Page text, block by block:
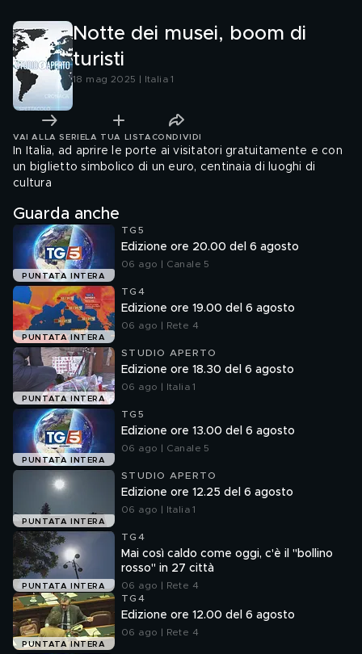
Notte dei musei, boom di
turisti
18 mag 2025 | Italia 1
VAI ALLA SERIE LA TUA LISTA CONDIVIDI
In Italia, ad aprire le porte ai visitatori gratuitamente e con
un biglietto simbolico di un euro, centinaia di luoghi di
cultura
Guarda anche
PUNTATA INTERA
TG5
Edizione ore 20.00 del 6 agosto
06 ago | Canale 5
PUNTATA INTERA
TG4
Edizione ore 19.00 del 6 agosto
06 ago | Rete 4
PUNTATA INTERA
STUDIO APERTO
Edizione ore 18.30 del 6 agosto
06 ago | Italia 1
PUNTATA INTERA
TG5
Edizione ore 13.00 del 6 agosto
06 ago | Canale 5
PUNTATA INTERA
STUDIO APERTO
Edizione ore 12.25 del 6 agosto
06 ago | Italia 1
PUNTATA INTERA
TG4
Mai così caldo come oggi, c'è il "bollino
rosso" in 27 città
06 ago | Rete 4
PUNTATA INTERA
TG4
Edizione ore 12.00 del 6 agosto
06 ago | Rete 4